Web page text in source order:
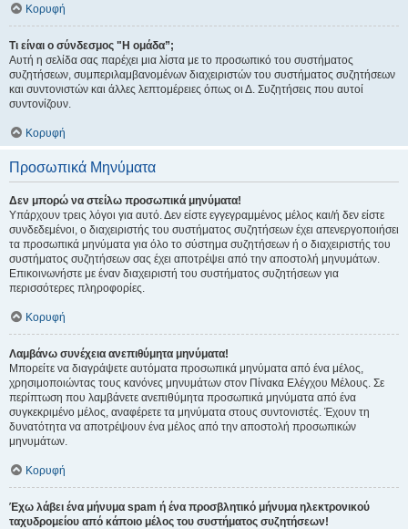
Κορυφή
Τι είναι ο σύνδεσμος "Η ομάδα”;
Αυτή η σελίδα σας παρέχει μια λίστα με το προσωπικό του συστήματος
συζητήσεων, συμπεριλαμβανομένων διαχειριστών του συστήματος συζητήσεων
και συντονιστών και άλλες λεπτομέρειες όπως οι Δ. Συζητήσεις που αυτοί
συντονίζουν.
Κορυφή
Προσωπικά Μηνύματα
Δεν μπορώ να στείλω προσωπικά μηνύματα!
Υπάρχουν τρεις λόγοι για αυτό. Δεν είστε εγγεγραμμένος μέλος και/ή δεν είστε
συνδεδεμένοι, ο διαχειριστής του συστήματος συζητήσεων έχει απενεργοποιήσει
τα προσωπικά μηνύματα για όλο το σύστημα συζητήσεων ή ο διαχειριστής του
συστήματος συζητήσεων σας έχει αποτρέψει από την αποστολή μηνυμάτων.
Επικοινωνήστε με έναν διαχειριστή του συστήματος συζητήσεων για
περισσότερες πληροφορίες.
Κορυφή
Λαμβάνω συνέχεια ανεπιθύμητα μηνύματα!
Μπορείτε να διαγράψετε αυτόματα προσωπικά μηνύματα από ένα μέλος,
χρησιμοποιώντας τους κανόνες μηνυμάτων στον Πίνακα Ελέγχου Μέλους. Σε
περίπτωση που λαμβάνετε ανεπιθύμητα προσωπικά μηνύματα από ένα
συγκεκριμένο μέλος, αναφέρετε τα μηνύματα στους συντονιστές. Έχουν τη
δυνατότητα να αποτρέψουν ένα μέλος από την αποστολή προσωπικών
μηνυμάτων.
Κορυφή
Έχω λάβει ένα μήνυμα spam ή ένα προσβλητικό μήνυμα ηλεκτρονικού
ταχυδρομείου από κάποιο μέλος του συστήματος συζητήσεων!